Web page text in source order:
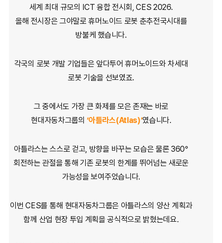
세계 최대 규모의 ICT 융합 전시회, CES 2026.
올해 전시장은 그야말로 휴머노이드 로봇 춘추전국시대를
방불케 했습니다.
각국의 로봇 개발 기업들은 앞다투어 휴머노이드와 차세대
로봇 기술을 선보였죠.
그 중에서도 가장 큰 화제를 모은 존재는 바로
현대자동차그룹의‘아틀라스(Atlas)’였습니다.
아틀라스는 스스로 걷고, 방향을 바꾸는 모습은 물론 360°
회전하는 관절을 통해 기존 로봇의 한계를 뛰어넘는 새로운
가능성을 보여주었습니다.
이번 CES를 통해 현대자동차그룹은 아틀라스의 양산 계획과
함께 산업 현장 투입 계획을 공식적으로 밝혔는데요.